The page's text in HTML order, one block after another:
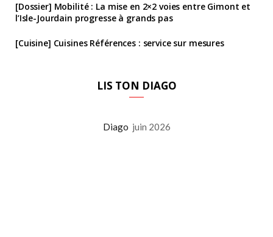
[Dossier] Mobilité : La mise en 2×2 voies entre Gimont et
l’Isle-Jourdain progresse à grands pas
[Cuisine] Cuisines Références : service sur mesures
LIS TON DIAGO
Diago juin 2026